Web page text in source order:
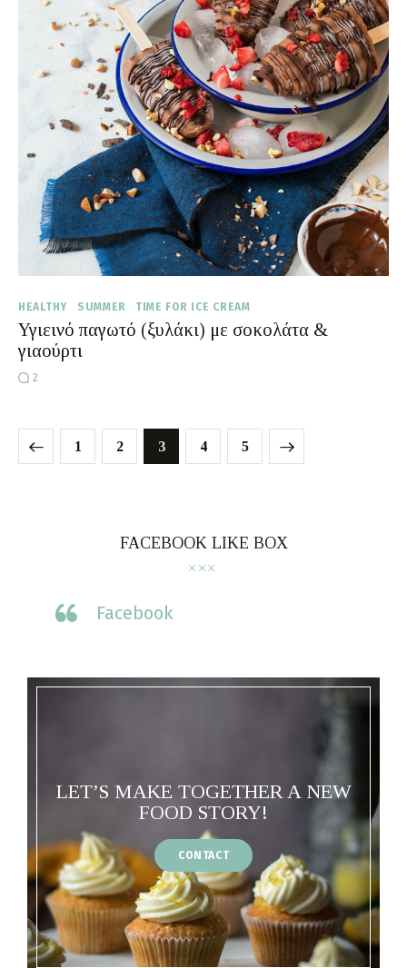
HEALTHY SUMMER TIME FOR ICE CREAM
Υγιεινό παγωτό (ξυλάκι) με σοκολάτα &
γιαούρτι
2
1 2 3 4 5
FACEBOOK LIKE BOX
Facebook
LET’S MAKE TOGETHER A NEW
FOOD STORY!
CONTACT